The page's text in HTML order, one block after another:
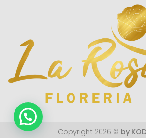
Copyright 2026 © by